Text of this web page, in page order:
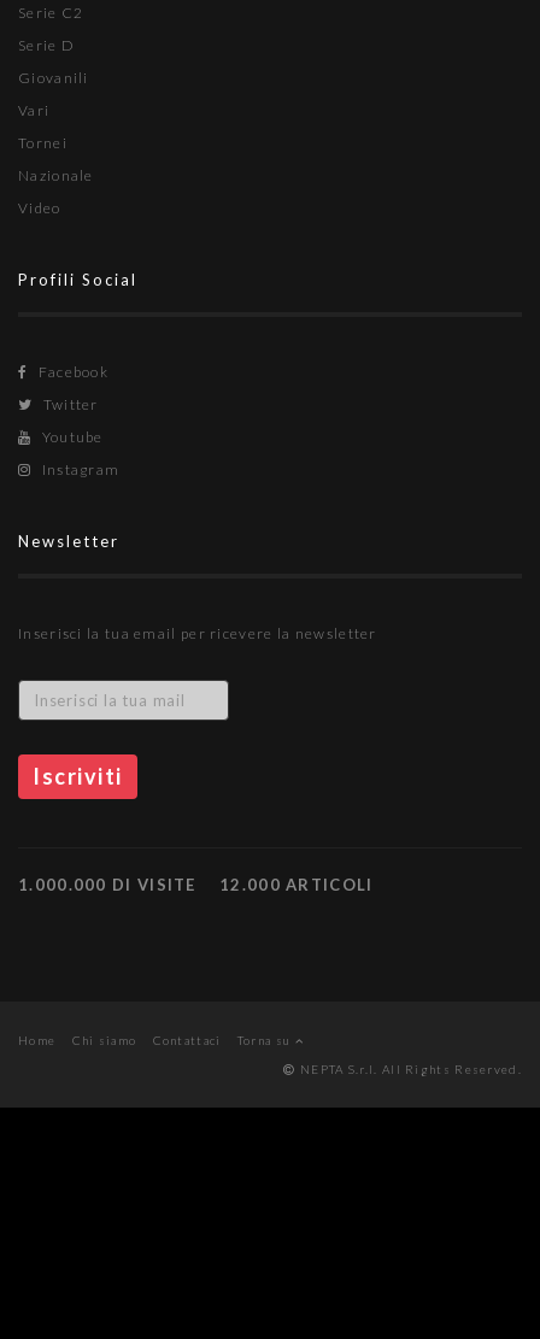
Serie C2
Serie D
Giovanili
Vari
Tornei
Nazionale
Video
Profili Social
Facebook
Twitter
Youtube
Instagram
Newsletter
Inserisci la tua email per ricevere la newsletter
1.000.000 DI VISITE 12.000 ARTICOLI
Home Chi siamo Contattaci
Torna su
NEPTA S.r.l. All Rights Reserved.